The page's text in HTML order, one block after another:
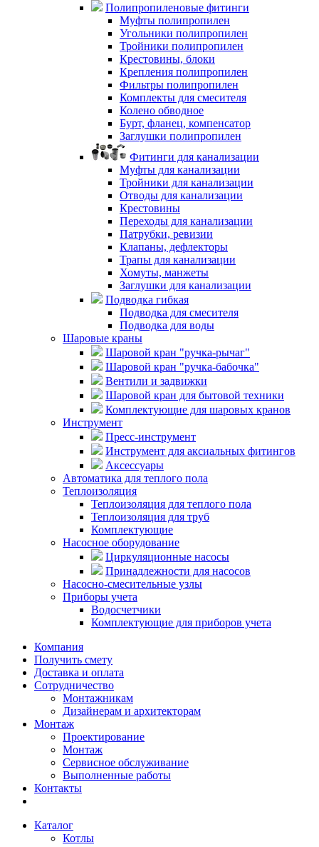
Полипропиленовые фитинги
Муфты полипропилен
Угольники полипропилен
Тройники полипропилен
Крестовины, блоки
Крепления полипропилен
Фильтры полипропилен
Комплекты для смесителя
Колено обводное
Бурт, фланец, компенсатор
Заглушки полипропилен
Фитинги для канализации
Муфты для канализации
Тройники для канализации
Отводы для канализации
Крестовины
Переходы для канализации
Патрубки, ревизии
Клапаны, дефлекторы
Трапы для канализации
Хомуты, манжеты
Заглушки для канализации
Подводка гибкая
Подводка для смесителя
Подводка для воды
Шаровые краны
Шаровой кран "ручка-рычаг"
Шаровой кран "ручка-бабочка"
Вентили и задвижки
Шаровой кран для бытовой техники
Комплектующие для шаровых кранов
Инструмент
Пресс-инструмент
Инструмент для аксиальных фитингов
Аксессуары
Автоматика для теплого пола
Теплоизоляция
Теплоизоляция для теплого пола
Теплоизоляция для труб
Комплектующие
Насосное оборудование
Циркуляционные насосы
Принадлежности для насосов
Насосно-смесительные узлы
Приборы учета
Водосчетчики
Комплектующие для приборов учета
Компания
Получить смету
Доставка и оплата
Сотрудничество
Монтажникам
Дизайнерам и архитекторам
Монтаж
Проектирование
Монтаж
Сервисное обслуживание
Выполненные работы
Контакты
Каталог
Котлы